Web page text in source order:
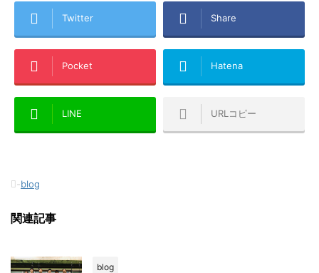
Twitter Share
Pocket Hatena
LINE URLコピー
-blog
関連記事
blog